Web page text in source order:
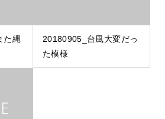
た縄
20180905_台風大変だっ
た模様